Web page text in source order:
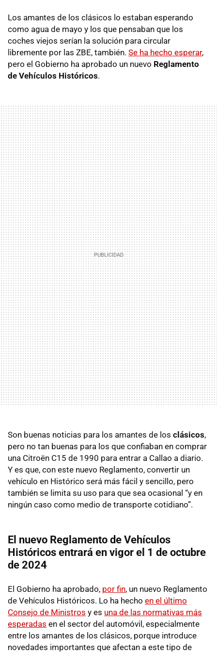
Los amantes de los clásicos lo estaban esperando
como agua de mayo y los que pensaban que los
coches viejos serían la solución para circular
libremente por las ZBE, también. Se ha hecho esperar,
pero el Gobierno ha aprobado un nuevo Reglamento
de Vehículos Históricos.
Son buenas noticias para los amantes de los clásicos,
pero no tan buenas para los que confiaban en comprar
una Citroën C15 de 1990 para entrar a Callao a diario.
Y es que, con este nuevo Reglamento, convertir un
vehículo en Histórico será más fácil y sencillo, pero
también se limita su uso para que sea ocasional “y en
ningún caso como medio de transporte cotidiano”.
El nuevo Reglamento de Vehículos
Históricos entrará en vigor el 1 de octubre
de 2024
El Gobierno ha aprobado, por fin, un nuevo Reglamento
de Vehículos Históricos. Lo ha hecho en el último
Consejo de Ministros y es una de las normativas más
esperadas en el sector del automóvil, especialmente
entre los amantes de los clásicos, porque introduce
novedades importantes que afectan a este tipo de